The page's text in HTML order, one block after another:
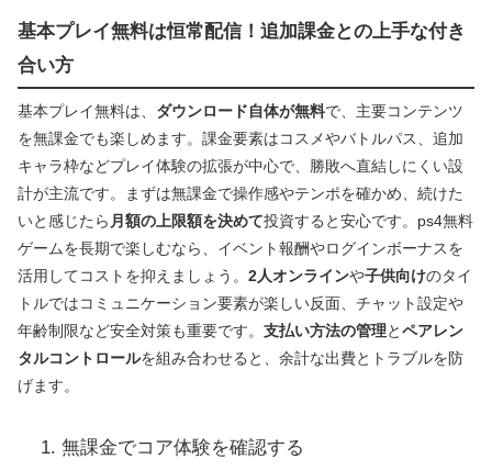
基本プレイ無料は恒常配信！追加課金との上手な付き
合い方
基本プレイ無料は、 ダウンロード自体が無料で、主要コンテンツ
を無課金でも楽しめます。課金要素はコスメやバトルパス、追加
キャラ枠などプレイ体験の拡張が中心で、勝敗へ直結しにくい設
計が主流です。まずは無課金で操作感やテンポを確かめ、続けた
いと感じたら 月額の上限額を決めて投資すると安心です。ps4無料
ゲームを長期で楽しむなら、イベント報酬やログインボーナスを
活用してコストを抑えましょう。 2人オンラインや子供向けのタイ
トルではコミュニケーション要素が楽しい反面、チャット設定や
年齢制限など安全対策も重要です。 支払い方法の管理とペアレン
タルコントロールを組み合わせると、余計な出費とトラブルを防
げます。
無課金でコア体験を確認する